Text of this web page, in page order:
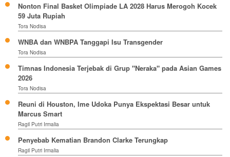
Nonton Final Basket Olimpiade LA 2028 Harus Merogoh Kocek
59 Juta Rupiah
Tora Nodisa
WNBA dan WNBPA Tanggapi Isu Transgender
Tora Nodisa
Timnas Indonesia Terjebak di Grup "Neraka" pada Asian Games
2026
Tora Nodisa
Reuni di Houston, Ime Udoka Punya Ekspektasi Besar untuk
Marcus Smart
Ragil Putri Irmalia
Penyebab Kematian Brandon Clarke Terungkap
Ragil Putri Irmalia